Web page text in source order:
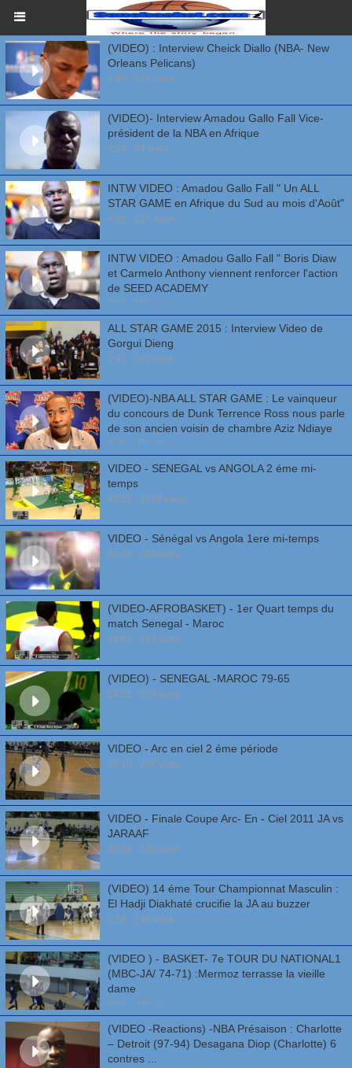
(VIDEO) : Interview Cheick Diallo (NBA- New
Orleans Pelicans)
1:30 - 133 vues
(VIDEO)- Interview Amadou Gallo Fall Vice-
président de la NBA en Afrique
3:26 - 34 vues
INTW VIDEO : Amadou Gallo Fall " Un ALL
STAR GAME en Afrique du Sud au mois d'Août"
4:25 - 127 vues
INTW VIDEO : Amadou Gallo Fall " Boris Diaw
et Carmelo Anthony viennent renforcer l'action
de SEED ACADEMY
6:16 - 111 vues
ALL STAR GAME 2015 : Interview Video de
Gorgui Dieng
2:41 - 141 vues
(VIDEO)-NBA ALL STAR GAME : Le vainqueur
du concours de Dunk Terrence Ross nous parle
de son ancien voisin de chambre Aziz Ndiaye
0:39 - 374 vues
VIDEO - SENEGAL vs ANGOLA 2 éme mi-
temps
42:52 - 1234 vues
VIDEO - Sénégal vs Angola 1ere mi-temps
43:34 - 268 vues
(VIDEO-AFROBASKET) - 1er Quart temps du
match Senegal - Maroc
18:03 - 215 vues
(VIDEO) - SENEGAL -MAROC 79-65
54:51 - 209 vues
VIDEO - Arc en ciel 2 éme période
28:10 - 256 vues
VIDEO - Finale Coupe Arc- En - Ciel 2011 JA vs
JARAAF
30:38 - 235 vues
(VIDEO) 14 éme Tour Championnat Masculin :
El Hadji Diakhaté crucifie la JA au buzzer
1:58 - 198 vues
(VIDEO ) - BASKET- 7e TOUR DU NATIONAL1
(MBC-JA/ 74-71) :Mermoz terrasse la vieille
dame
6:50 - 229 vues
(VIDEO -Reactions) -NBA Présaison : Charlotte
– Detroit (97-94) Desagana Diop (Charlotte) 6
contres ...